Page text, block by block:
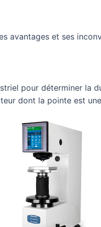
avantages et ses
pour déterminer la
dont la pointe est